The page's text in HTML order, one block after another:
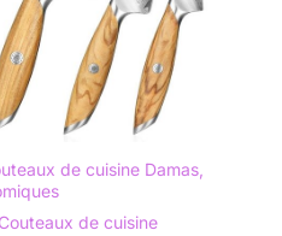
de cuisine Damas,
Couteaux de cuisine